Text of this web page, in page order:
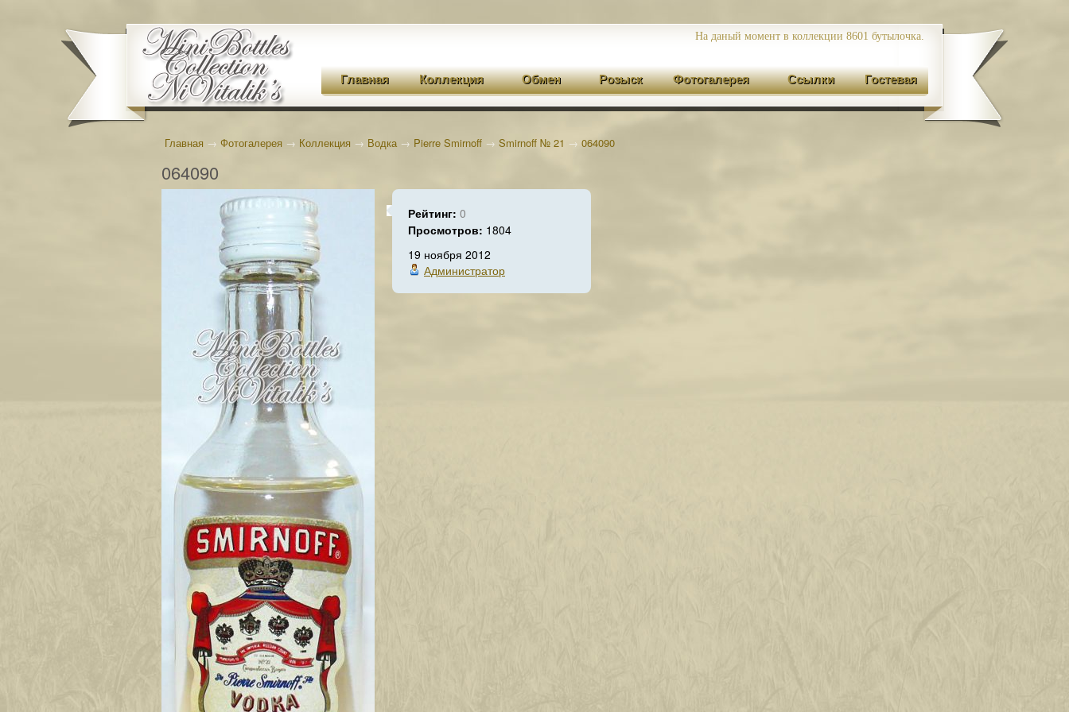
На даный момент в коллекции 8601 бутылочка.
Главная Коллекция Обмен Розыск Фотогалерея Ссылки Гостевая
Главная → Фотогалерея → Коллекция → Водка→ Pierre Smirnoff → Smirnoff № 21 → 064090
064090
Рейтинг: 0
Просмотров: 1804
19 ноября 2012
Администратор